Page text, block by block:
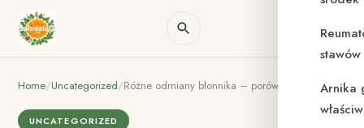
Arnika
Home/Uncategorized/Różne odmiany błonnika – porównanie
UNCATEGORIZED